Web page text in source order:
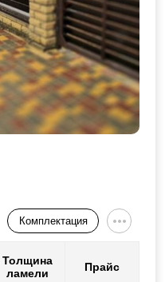
Комплектация
Толщина
ламели
Прайс